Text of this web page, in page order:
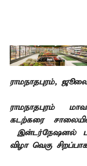
ராமநாதபுரம்,
ராமநாதபுரம்
கடற்கரை
இன்டர்நேஷனல்
விழா வெகு